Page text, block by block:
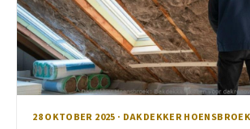
28 OKTOBER 2025 · DAKDEKKER HOENSBROEK